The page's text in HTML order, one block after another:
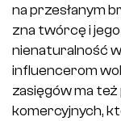
na przesłanym
zna twórcę i
nienaturalność
influencerom
zasięgów ma
komercyjnych,